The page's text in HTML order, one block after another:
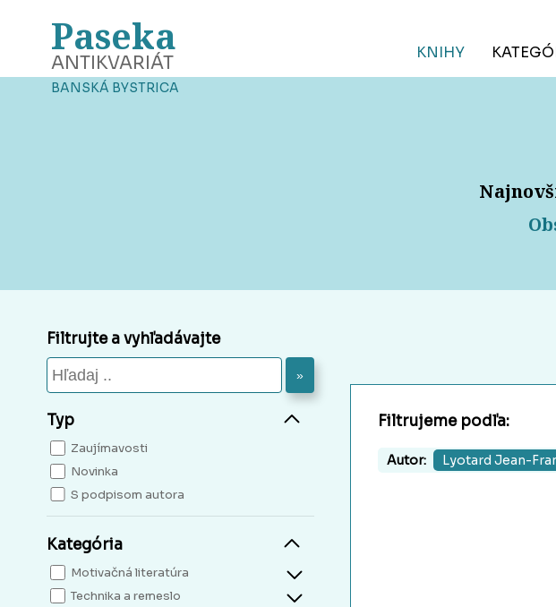
Paseka
ANTIKVARIÁT
BANSKÁ BYSTRICA
KNIHY
Filtrujte a vyhľadávajte
»
Typ
Zaujímavosti
Novinka
S podpisom autora
Kategória
Motivačná literatúra
Technika a remeslo
Filtrujeme podľa:
Autor: Lyotard Jean-